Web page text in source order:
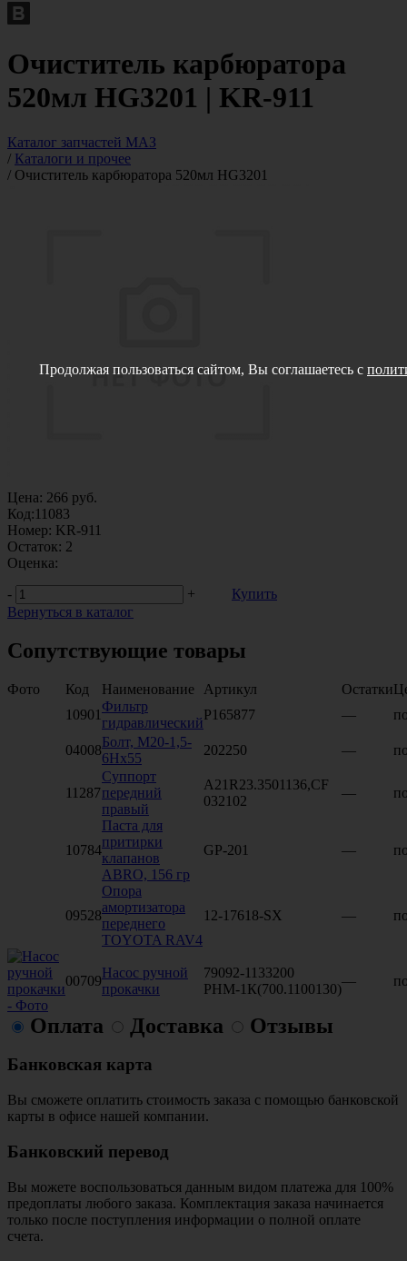
Очиститель карбюратора
520мл HG3201 | KR-911
Каталог запчастей МАЗ
/ Каталоги и прочее
/ Очиститель карбюратора 520мл HG3201
Цена: 266 руб.
Код:11083
Номер: KR-911
Остаток: 2
Оценка:
-
+
Купить
Вернуться в каталог
Сопутствующие товары
Фото Код Наименование Артикул Остатки
10901
Фильтр
гидравлический
P165877 —
04008
Болт, М20-1,5-
6Нх55
202250 —
11287
Суппорт
передний
правый
А21R23.3501136,CF
032102
—
10784
Паста для
притирки
клапанов
ABRO, 156 гр
GP-201 —
09528
Опора
амортизатора
переднего
TOYOTA RAV4
12-17618-SX —
00709
Насос ручной
прокачки
79092-1133200
РНМ-1К(700.1100130)
—
Оплата Доставка Отзывы
Банковская карта
Вы сможете оплатить стоимость заказа с помощью банковской
карты в офисе нашей компании.
Банковский перевод
Вы можете воспользоваться данным видом платежа для 100%
предоплаты любого заказа. Комплектация заказа начинается
только после поступления информации о полной оплате
счета.
Продолжая пользоваться сайтом, Вы соглашаетесь с